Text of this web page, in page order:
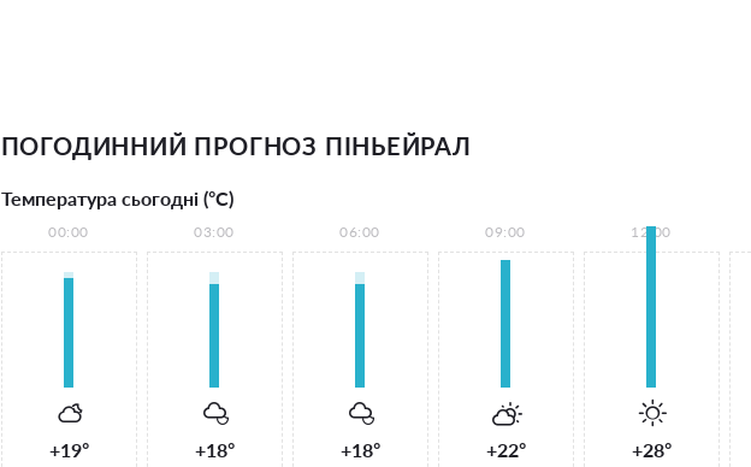
ПОГОДИННИЙ ПРОГНОЗ ПІНЬЕЙРАЛ
Температура сьогодні (°С)
00:00
+19°
03:00
+18°
06:00
+18°
09:00
+22°
12:00
+28°